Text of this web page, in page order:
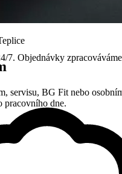
servisu, BG Fit nebo
pracovního dne.
7. Objednávky